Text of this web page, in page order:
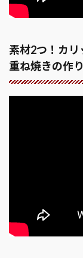
素材2つ！カ
重ね焼きの作